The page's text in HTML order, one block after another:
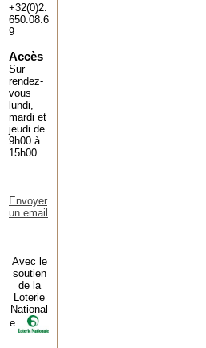
+32(0)2.
650.08.6
9
Accès
Sur
rendez-
vous
lundi,
mardi et
jeudi de
9h00 à
15h00
Envoyer
un email
Avec le
soutien
de la
Loterie
National
e